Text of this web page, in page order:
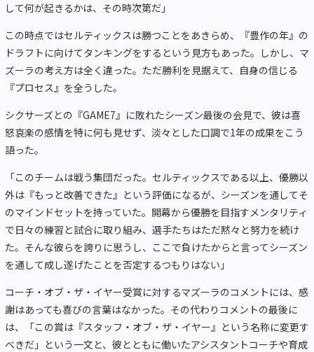
して何が起きるかは、その時次第だ」
この時点ではセルティックスは勝つことをあきらめ、『豊作の年』の
ドラフトに向けてタンキングをするという見方もあった。しかし、マ
ズーラの考え方は全く違った。ただ勝利を見据えて、自身の信じる
『プロセス』を全うした。
シクサーズとの『GAME7』に敗れたシーズン最後の会見で、彼は喜
怒哀楽の感情を特に何も見せず、淡々とした口調で1年の成果をこう
語った。
「このチームは戦う集団だった。セルティックスである以上、優勝以
外は『もっと改善できた』という評価になるが、シーズンを通してそ
のマインドセットを持っていた。開幕から優勝を目指すメンタリティ
で日々の練習と試合に取り組み、選手たちはただ黙々と努力を続け
た。そんな彼らを誇りに思うし、ここで負けたからと言ってシーズン
を通して成し遂げたことを否定するつもりはない」
コーチ・オブ・ザ・イヤー受賞に対するマズーラのコメントには、感
謝はあっても喜びの言葉はなかった。その代わりコメントの最後に
は、「この賞は『スタッフ・オブ・ザ・イヤー』という名称に変更す
べきだ」という一文と、彼とともに働いたアシスタントコーチや育成